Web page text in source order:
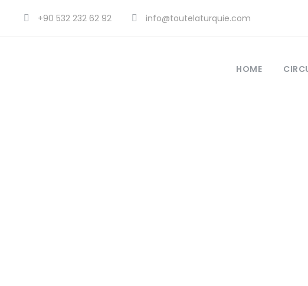
+90 532 232 62 92 info@toutelaturquie.com
HOME